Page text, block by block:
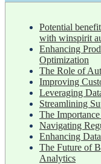
Potential
with winspirit
Enhancing
Optimization
The Role of
Improving
Leveraging
Streamlining
The
Navigating
Enhancing
The Future of
Analytics